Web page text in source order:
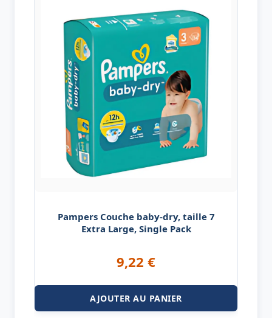
Pampers Couche baby-dry, taille 7
Extra Large, Single Pack
9,22 €
AJOUTER AU PANIER